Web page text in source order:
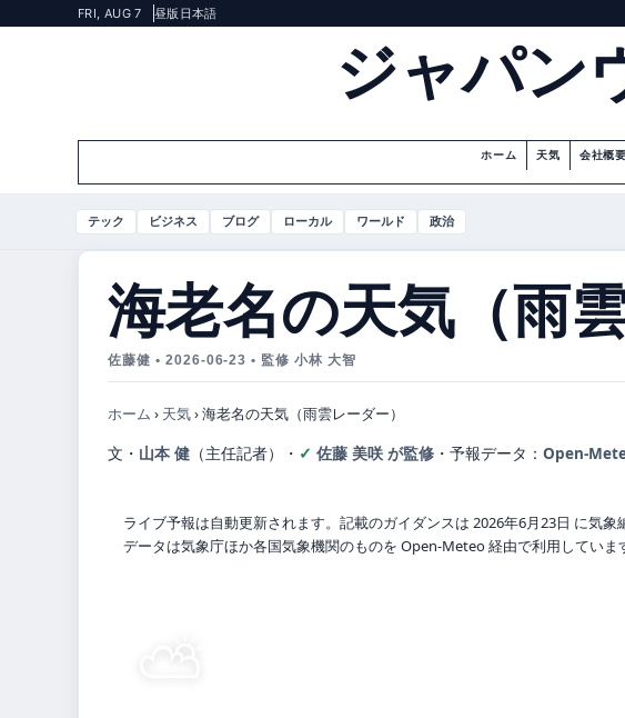
FRI, AUG 7 昼版 日本語
ジャパン
ホーム 天気 会社概要
テック ビジネス ブログ ローカル ワールド 政治
海老名の天気（雨
佐藤健 • 2026-06-23 • 監修 小林 大智
ホーム › 天気›海老名の天気（雨雲レーダー）
文・ 山本 健 （主任記者） ・ 佐藤 美咲 が監修 ・ 予報データ： Open-
ライブ予報は自動更新されます。記載のガイダンスは 2026年6月23日 に気象
データは気象庁ほか各国気象機関のものを Open-Meteo 経由で利用していま